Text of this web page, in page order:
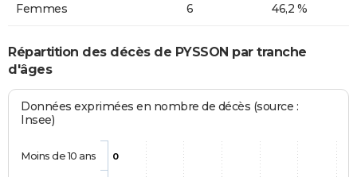
Femmes 6 46,2 %
Répartition des décès de PYSSON par tranche
d'âges
Données exprimées en nombre de décès (source :
Insee)
0
Moins de 10 ans